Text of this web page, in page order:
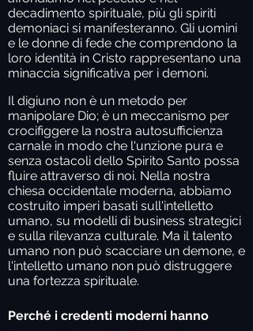
decadimento spirituale, più gli spiriti
demoniaci si manifesteranno. Gli uomini
e le donne di fede che comprendono la
loro identità in Cristo rappresentano una
minaccia significativa per i demoni.
Il digiuno non è un metodo per
manipolare Dio; è un meccanismo per
crocifiggere la nostra autosufficienza
carnale in modo che l'unzione pura e
senza ostacoli dello Spirito Santo possa
fluire attraverso di noi. Nella nostra
chiesa occidentale moderna, abbiamo
costruito imperi basati sull'intelletto
umano, su modelli di business strategici
e sulla rilevanza culturale. Ma il talento
umano non può scacciare un demone, e
l'intelletto umano non può distruggere
una fortezza spirituale.
Perché i credenti moderni hanno